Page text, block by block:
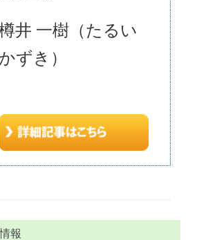
井 一樹（たるい
かずき）
報